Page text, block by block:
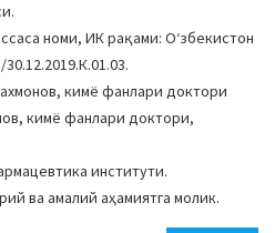
номи, ИК рақами: Оʻзбекистон
кимё фанлари доктори
кимё фанлари доктори,
институти.
ва амалий аҳамиятга молик.